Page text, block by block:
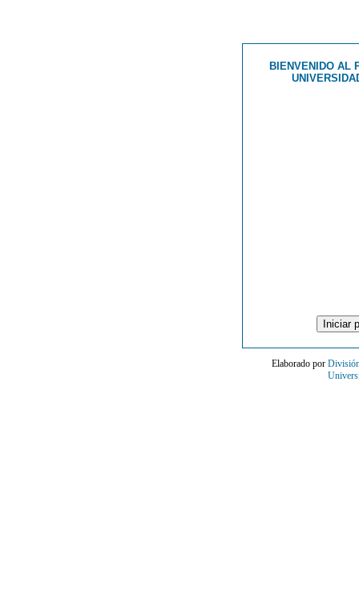
BIENVENIDO AL
Elaborado por